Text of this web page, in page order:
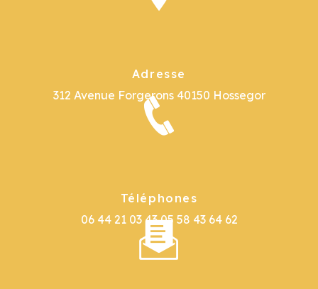
Adresse
312 Avenue Forgerons 40150 Hossegor
Téléphones
06 44 21 03 43 05 58 43 64 62